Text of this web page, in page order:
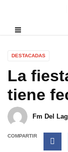
DESTACADAS
La
tiene
Fm Del
COMPARTIR